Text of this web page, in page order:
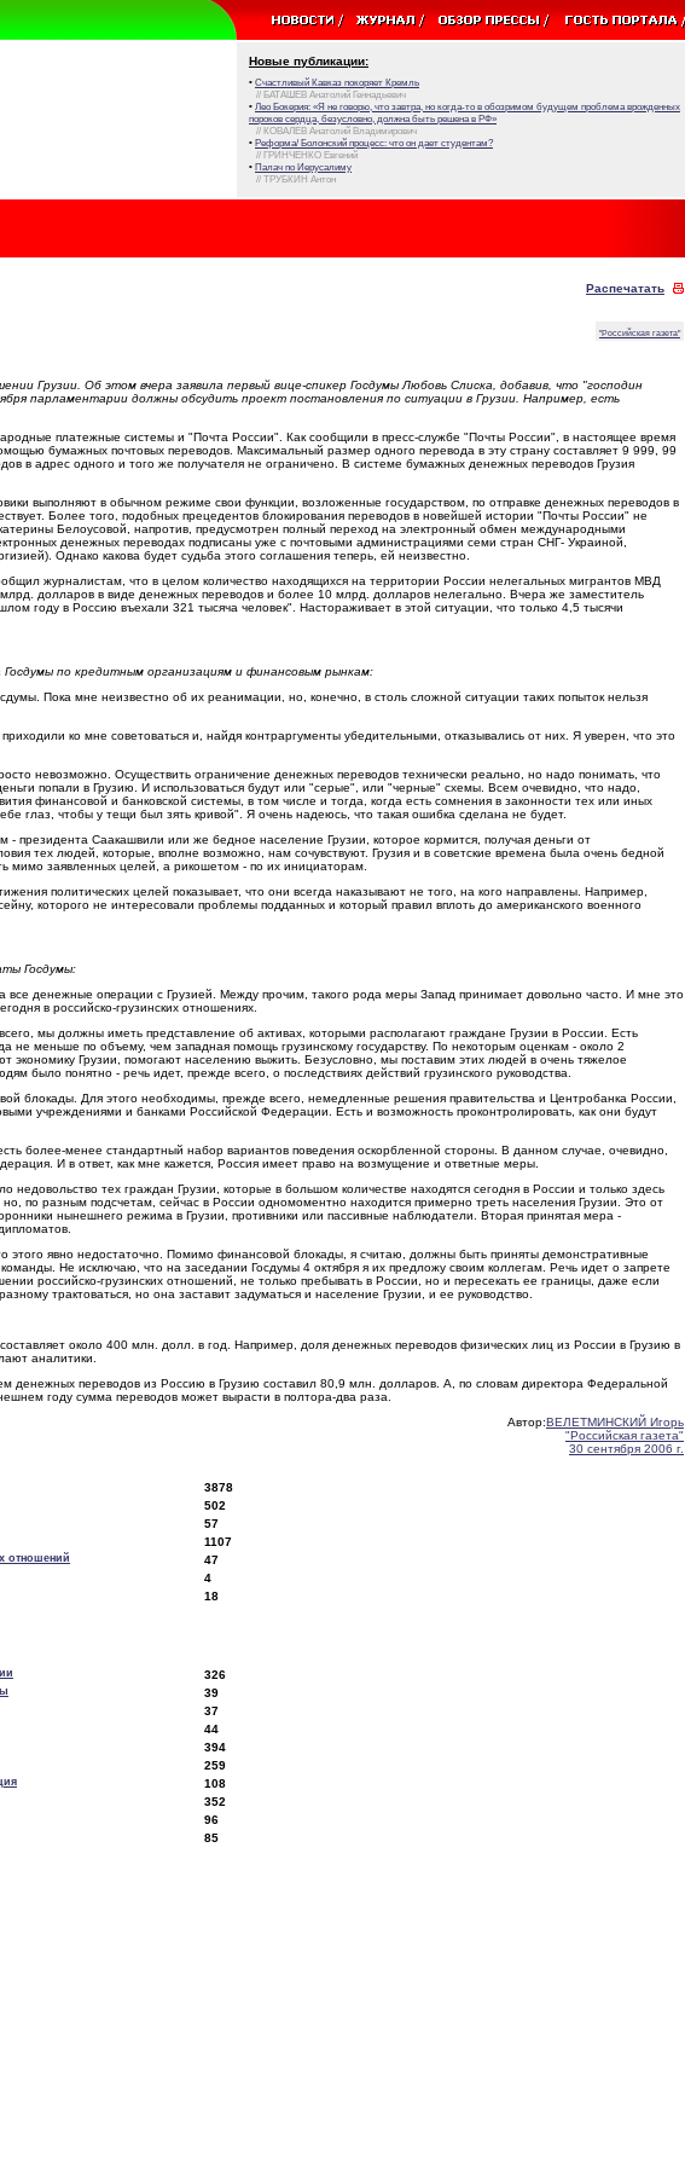
Новые публикации:
• Счастливый Кавказ покоряет Кремль
// БАТАШЕВ Анатолий Геннадьевич
• Лео Бокерия: «Я не говорю, что завтра, но когда-то в обозримом будущем проблема врожденных
пороков сердца, безусловно, должна быть решена в РФ»
// КОВАЛЕВ Анатолий Владимирович
• Реформа/ Болонский процесс: что он дает студентам?
// ГРИНЧЕНКО Евгений
• Палач по Иерусалиму
// ТРУБКИН Антон
Распечатать
"Российская газета"
Грузии. Об этом вчера заявила первый вице-спикер Госдумы Любовь Слиска, добавив, что "господин
парламентарии должны обсудить проект постановления по ситуации в Грузии. Например, есть
платежные системы и "Почта России". Как сообщили в пресс-службе "Почты России", в настоящее время
бумажных почтовых переводов. Максимальный размер одного перевода в эту страну составляет 9 999, 99
в адрес одного и того же получателя не ограничено. В системе бумажных денежных переводов Грузия
выполняют в обычном режиме свои функции, возложенные государством, по отправке денежных переводов в
Более того, подобных прецедентов блокирования переводов в новейшей истории "Почты России" не
Белоусовой, напротив, предусмотрен полный переход на электронный обмен международными
денежных переводах подписаны уже с почтовыми администрациями семи стран СНГ- Украиной,
Однако какова будет судьба этого соглашения теперь, ей неизвестно.
журналистам, что в целом количество находящихся на территории России нелегальных мигрантов МВД
долларов в виде денежных переводов и более 10 млрд. долларов нелегально. Вчера же заместитель
году в Россию въехали 321 тысяча человек". Настораживает в этой ситуации, что только 4,5 тысячи
по кредитным организациям и финансовым рынкам:
Пока мне неизвестно об их реанимации, но, конечно, в столь сложной ситуации таких попыток нельзя
ко мне советоваться и, найдя контраргументы убедительными, отказывались от них. Я уверен, что это
невозможно. Осуществить ограничение денежных переводов технически реально, но надо понимать, что
попали в Грузию. И использоваться будут или "серые", или "черные" схемы. Всем очевидно, что надо,
финансовой и банковской системы, в том числе и тогда, когда есть сомнения в законности тех или иных
глаз, чтобы у тещи был зять кривой". Я очень надеюсь, что такая ошибка сделана не будет.
президента Саакашвили или же бедное население Грузии, которое кормится, получая деньги от
тех людей, которые, вполне возможно, нам сочувствуют. Грузия и в советские времена была очень бедной
мимо заявленных целей, а рикошетом - по их инициаторам.
политических целей показывает, что они всегда наказывают не того, на кого направлены. Например,
которого не интересовали проблемы подданных и который правил вплоть до американского военного
Госдумы:
денежные операции с Грузией. Между прочим, такого рода меры Запад принимает довольно часто. И мне это
в российско-грузинских отношениях.
мы должны иметь представление об активах, которыми располагают граждане Грузии в России. Есть
не меньше по объему, чем западная помощь грузинскому государству. По некоторым оценкам - около 2
экономику Грузии, помогают населению выжить. Безусловно, мы поставим этих людей в очень тяжелое
было понятно - речь идет, прежде всего, о последствиях действий грузинского руководства.
блокады. Для этого необходимы, прежде всего, немедленные решения правительства и Центробанка России,
учреждениями и банками Российской Федерации. Есть и возможность проконтролировать, как они будут
более-менее стандартный набор вариантов поведения оскорбленной стороны. В данном случае, очевидно,
И в ответ, как мне кажется, Россия имеет право на возмущение и ответные меры.
тех граждан Грузии, которые в большом количестве находятся сегодня в России и только здесь
по разным подсчетам, сейчас в России одномоментно находится примерно треть населения Грузии. Это от
нынешнего режима в Грузии, противники или пассивные наблюдатели. Вторая принятая мера -
этого явно недостаточно. Помимо финансовой блокады, я считаю, должны быть приняты демонстративные
Не исключаю, что на заседании Госдумы 4 октября я их предложу своим коллегам. Речь идет о запрете
российско-грузинских отношений, не только пребывать в России, но и пересекать ее границы, даже если
трактоваться, но она заставит задуматься и население Грузии, и ее руководство.
около 400 млн. долл. в год. Например, доля денежных переводов физических лиц из России в Грузию в
аналитики.
денежных переводов из Россию в Грузию составил 80,9 млн. долларов. А, по словам директора Федеральной
году сумма переводов может вырасти в полтора-два раза.
Автор:ВЕЛЕТМИНСКИЙ Игорь
"Российская газета"
30 сентября 2006 г.
3878
502
57
1107
отношений 47
4
18
326
39
37
44
394
259
108
352
96
85